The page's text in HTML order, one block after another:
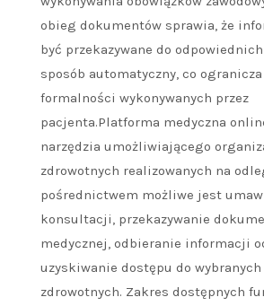
obieg dokumentów sprawia, że
być przekazywane do
sposób automatyczny, co
formalności wykonywanych przez
pacjenta.Platforma medyczna
narzędzia umożliwiającego
zdrowotnych realizowanych na
pośrednictwem możliwe jest
konsultacji, przekazywanie
medycznej, odbieranie informacji
uzyskiwanie dostępu do
zdrowotnych. Zakres dostępnych